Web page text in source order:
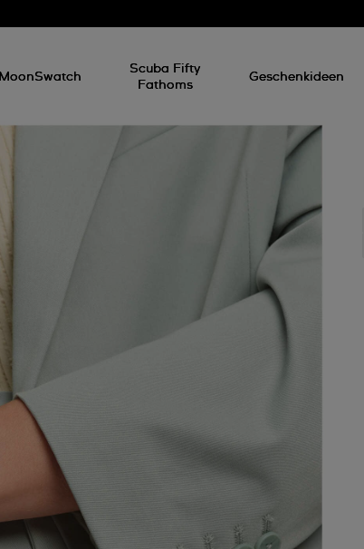
MoonSwatch
Scuba Fifty
Fathoms
Geschenkideen